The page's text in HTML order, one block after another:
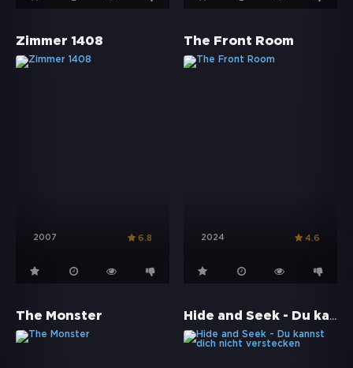
Zimmer 1408
2007 6.8
The Front Room
2024 4.6
The Monster Hide and Seek - Du kannst dich nicht verstecken